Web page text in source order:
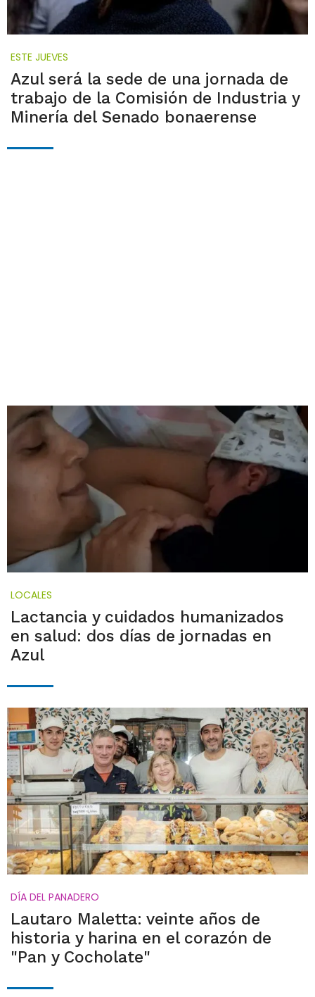
ESTE JUEVES
Azul será la sede de una jornada de
trabajo de la Comisión de Industria y
Minería del Senado bonaerense
LOCALES
Lactancia y cuidados humanizados
en salud: dos días de jornadas en
Azul
DÍA DEL PANADERO
Lautaro Maletta: veinte años de
historia y harina en el corazón de
"Pan y Cocholate"